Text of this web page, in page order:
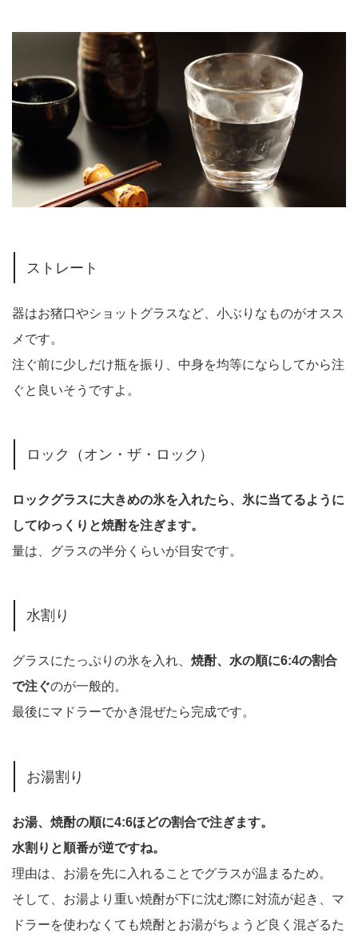
ストレート
器はお猪口やショットグラスなど、小ぶりなものがオスス
メです。
注ぐ前に少しだけ瓶を振り、中身を均等にならしてから注
ぐと良いそうですよ。
ロック（オン・ザ・ロック）
ロックグラスに大きめの氷を入れたら、氷に当てるように
してゆっくりと焼酎を注ぎます。
量は、グラスの半分くらいが目安です。
水割り
グラスにたっぷりの氷を入れ、 焼酎、水の順に6:4の割合
で注ぐのが一般的。
最後にマドラーでかき混ぜたら完成です。
お湯割り
お湯、焼酎の順に4:6ほどの割合で注ぎます。
水割りと順番が逆ですね。
理由は、お湯を先に入れることでグラスが温まるため。
そして、お湯より重い焼酎が下に沈む際に対流が起き、マ
ドラーを使わなくても焼酎とお湯がちょうど良く混ざるた